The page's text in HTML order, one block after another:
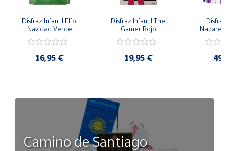
Disfraz Infantil Elfo
Navidad Verde
16,95 €
Disfraz Infantil The
Gamer Rojo
19,95 €
Disfraz
Camino de Santiago